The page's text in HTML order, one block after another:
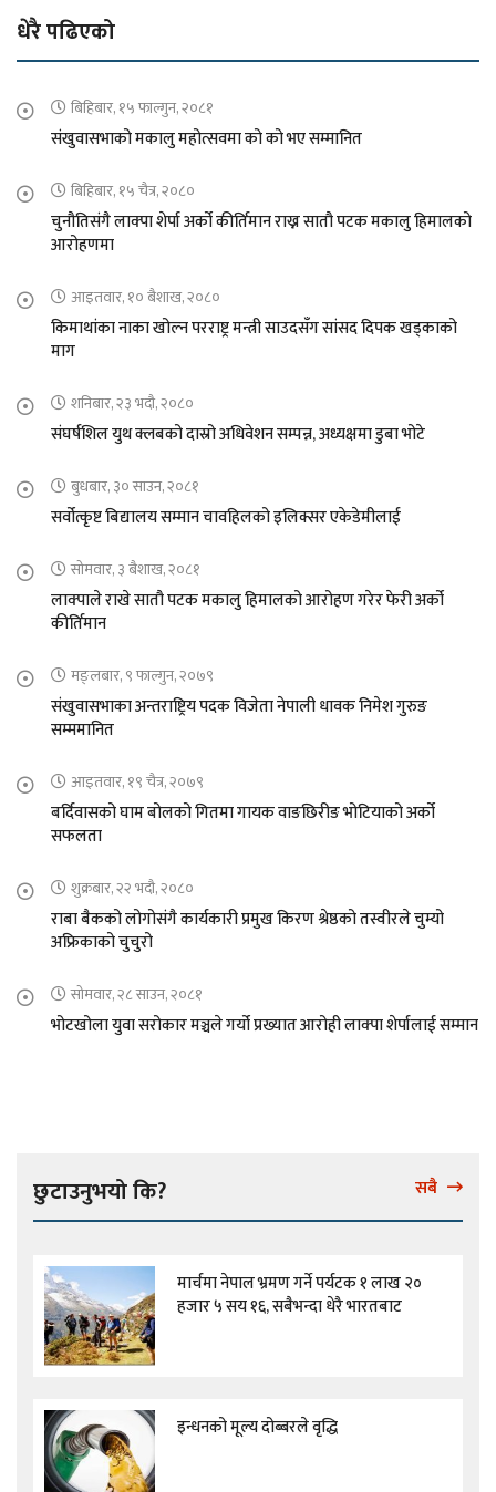
धेरै पढिएको
बिहिबार, १५ फाल्गुन, २०८१
संखुवासभाको मकालु महोत्सवमा को को भए सम्मानित
बिहिबार, १५ चैत्र, २०८०
चुनौतिसंगै लाक्पा शेर्पा अर्को कीर्तिमान राख्न सातौ पटक मकालु हिमालको
आरोहणमा
आइतवार, १० बैशाख, २०८०
किमाथांका नाका खोल्न परराष्ट्र मन्त्री साउदसँग सांसद दिपक खड्काको
माग
शनिबार, २३ भदौ, २०८०
संघर्षशिल युथ क्लबको दास्रो अधिवेशन सम्पन्न, अध्यक्षमा डुबा भोटे
बुधबार, ३० साउन, २०८१
सर्वोत्कृष्ट बिद्यालय सम्मान चावहिलको इलिक्सर एकेडेमीलाई
सोमवार, ३ बैशाख, २०८१
लाक्पाले राखे सातौ पटक मकालु हिमालको आरोहण गरेर फेरी अर्को
कीर्तिमान
मङ्लबार, ९ फाल्गुन, २०७९
संखुवासभाका अन्तराष्ट्रिय पदक विजेता नेपाली धावक निमेश गुरुङ
सम्ममानित
आइतवार, १९ चैत्र, २०७९
बर्दिवासको घाम बोलको गितमा गायक वाङछिरीङ भोटियाको अर्को
सफलता
शुक्रबार, २२ भदौ, २०८०
राबा बैकको लोगोसंगै कार्यकारी प्रमुख किरण श्रेष्ठको तस्वीरले चुम्यो
अफ्रिकाको चुचुरो
सोमवार, २८ साउन, २०८१
भोटखोला युवा सरोकार मञ्चले गर्यो प्रख्यात आरोही लाक्पा शेर्पालाई सम्मान
छुटाउनुभयो कि? सबै
मार्चमा नेपाल भ्रमण गर्ने पर्यटक १ लाख २०
हजार ५ सय १६, सबैभन्दा धेरै भारतबाट
इन्धनको मूल्य दोब्बरले वृद्धि